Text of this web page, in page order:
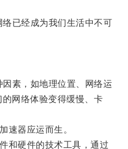
已经成为我们生活中不可
素，如地理位置、网络运
网络体验变得缓慢、卡
器应运而生。
硬件的技术工具，通过